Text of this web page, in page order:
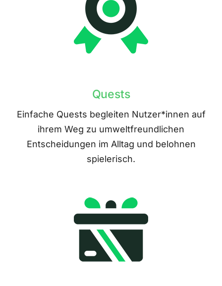
Quests
Einfache Quests begleiten Nutzer*innen auf
ihrem Weg zu umweltfreundlichen
Entscheidungen im Alltag und belohnen
spielerisch.